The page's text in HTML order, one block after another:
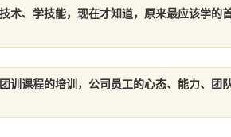
术、学技能，现在才知道，原来最应该学的
训课程的培训，公司员工的心态、能力、团